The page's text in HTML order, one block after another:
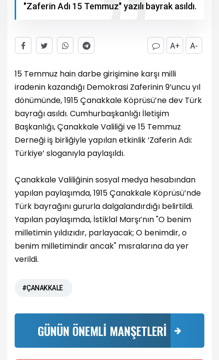
"Zaferin Adı 15 Temmuz" yazılı bayrak asıldı.
A+ A-
15 Temmuz hain darbe girişimine karşı milli
iradenin kazandığı Demokrasi Zaferinin 9’uncu yıl
dönümünde, 1915 Çanakkale Köprüsü’ne dev Türk
bayrağı asıldı. Cumhurbaşkanlığı İletişim
Başkanlığı, Çanakkale Valiliği ve 15 Temmuz
Derneği iş birliğiyle yapılan etkinlik ‘Zaferin Adı:
Türkiye’ sloganıyla paylaşıldı.
Çanakkale Valiliğinin sosyal medya hesabından
yapılan paylaşımda, 1915 Çanakkale Köprüsü’nde
Türk bayrağını gururla dalgalandırdığı belirtildi.
Yapılan paylaşımda, İstiklal Marşı’nın "O benim
milletimin yıldızıdır, parlayacak; O benimdir, o
benim milletimindir ancak" mısralarına da yer
verildi.
#ÇANAKKALE
GÜNÜN ÖNEMLİ MANŞETLERİ